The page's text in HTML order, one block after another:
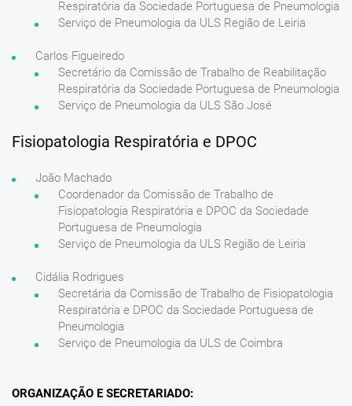
Respiratória da Sociedade Portuguesa de Pneumologia
Serviço de Pneumologia da ULS Região de Leiria
Carlos Figueiredo
Secretário da Comissão de Trabalho de Reabilitação
Respiratória da Sociedade Portuguesa de Pneumologia
Serviço de Pneumologia da ULS São José
Fisiopatologia Respiratória e DPOC
João Machado
Coordenador da Comissão de Trabalho de
Fisiopatologia Respiratória e DPOC da Sociedade
Portuguesa de Pneumologia
Serviço de Pneumologia da ULS Região de Leiria
Cidália Rodrigues
Secretária da Comissão de Trabalho de Fisiopatologia
Respiratória e DPOC da Sociedade Portuguesa de
Pneumologia
Serviço de Pneumologia da ULS de Coimbra
ORGANIZAÇÃO E SECRETARIADO: